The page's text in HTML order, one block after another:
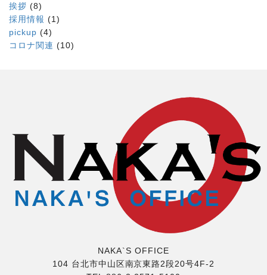
挨拶 (8)
採用情報 (1)
pickup (4)
コロナ関連 (10)
NAKA`S OFFICE
104 台北市中山区南京東路2段20号4F-2